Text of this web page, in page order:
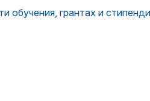
обучения, грантах и